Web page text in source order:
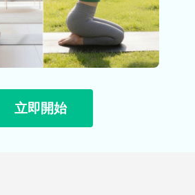
立即開始